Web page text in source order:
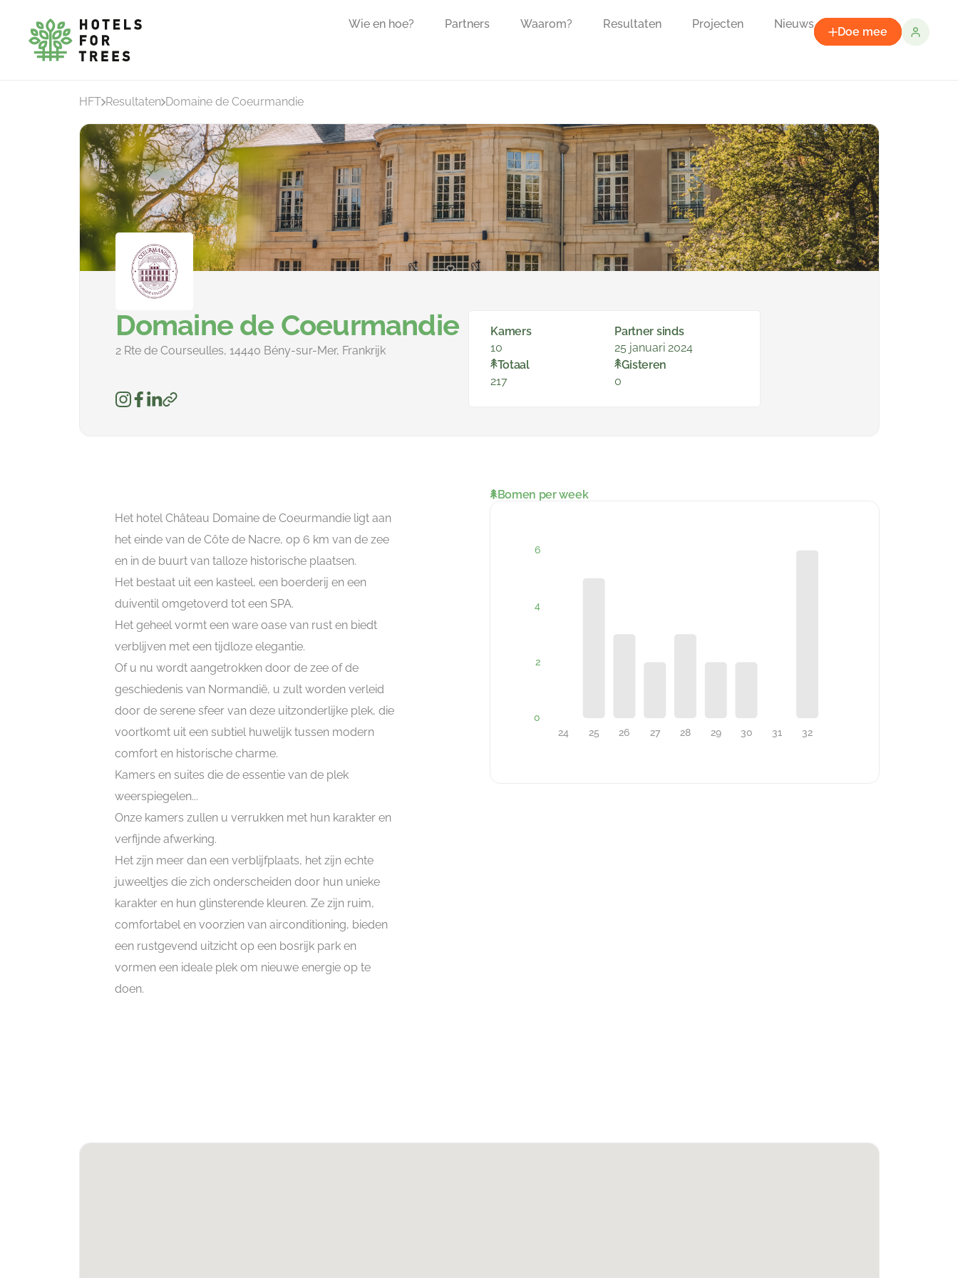
Wie en hoe? Partners Waarom? Resultaten Projecten Nieuws
Doe mee
HFT Resultaten Domaine de Coeurmandie
Domaine de Coeurmandie
2 Rte de Courseulles, 14440 Bény-sur-Mer, Frankrijk
Kamers
10
Partner sinds
25 januari 2024
Totaal
217
Gisteren
0
Het hotel Château Domaine de Coeurmandie ligt aan
het einde van de Côte de Nacre, op 6 km van de zee
en in de buurt van talloze historische plaatsen.
Het bestaat uit een kasteel, een boerderij en een
duiventil omgetoverd tot een SPA.
Het geheel vormt een ware oase van rust en biedt
verblijven met een tijdloze elegantie.
Of u nu wordt aangetrokken door de zee of de
geschiedenis van Normandië, u zult worden verleid
door de serene sfeer van deze uitzonderlijke plek, die
voortkomt uit een subtiel huwelijk tussen modern
comfort en historische charme.
Kamers en suites die de essentie van de plek
weerspiegelen...
Onze kamers zullen u verrukken met hun karakter en
verfijnde afwerking.
Het zijn meer dan een verblijfplaats, het zijn echte
juweeltjes die zich onderscheiden door hun unieke
karakter en hun glinsterende kleuren. Ze zijn ruim,
comfortabel en voorzien van airconditioning, bieden
een rustgevend uitzicht op een bosrijk park en
vormen een ideale plek om nieuwe energie op te
doen.
Bomen per week